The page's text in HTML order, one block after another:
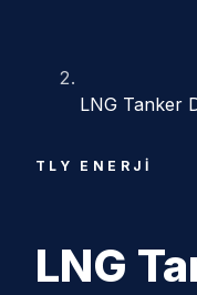
LNG Tanker
TLY ENERJI
LNG